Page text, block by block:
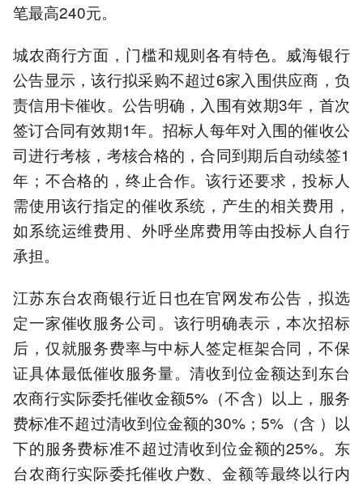
笔最高240元。
城农商行方面，门槛和规则各有特色。威海银行
公告显示，该行拟采购不超过6家入围供应商，负
责信用卡催收。公告明确，入围有效期3年，首次
签订合同有效期1年。招标人每年对入围的催收公
司进行考核，考核合格的，合同到期后自动续签1
年；不合格的，终止合作。该行还要求，投标人
需使用该行指定的催收系统，产生的相关费用，
如系统运维费用、外呼坐席费用等由投标人自行
承担。
江苏东台农商银行近日也在官网发布公告，拟选
定一家催收服务公司。该行明确表示，本次招标
后，仅就服务费率与中标人签定框架合同，不保
证具体最低催收服务量。清收到位金额达到东台
农商行实际委托催收金额5%（不含）以上，服务
费标准不超过清收到位金额的30%；5%（含 ）以
下的服务费标准不超过清收到位金额的25%。东
台农商行实际委托催收户数、金额等最终以行内